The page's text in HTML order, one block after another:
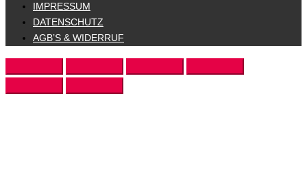
IMPRESSUM
DATENSCHUTZ
AGB’S & WIDERRUF